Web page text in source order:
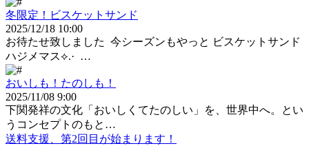
冬限定！ビスケットサンド
2025/12/18 10:00
お待たせ致しました ⁡ 今シーズンもやっと ビスケットサンド
ハジメマス⟡.· ⁡ ⁡…
おいしも！たのしも！
2025/11/08 9:00
下関発祥の文化「おいしくてたのしい」を、世界中へ。とい
うコンセプトのもと…
送料支援、第2回目が始まります！